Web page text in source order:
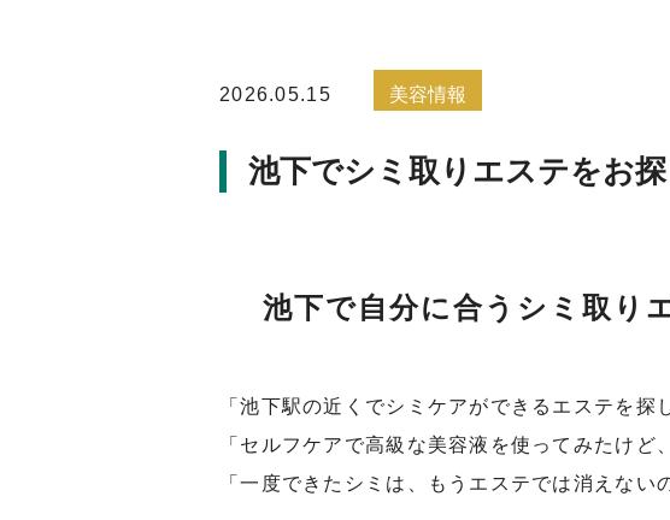
2026.05.15 美容情報
池下でシミ取りエステをお
池下で自分に合うシミ取り
「池下駅の近くでシミケアができるエステを
「セルフケアで高級な美容液を使ってみたけ
「一度できたシミは、もうエステでは消えない